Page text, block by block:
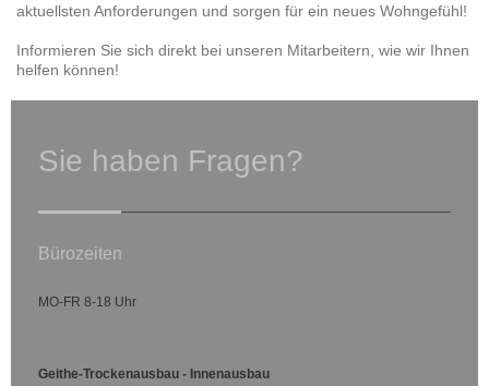
aktuellsten Anforderungen und sorgen für ein neues Wohngefühl!
Informieren Sie sich direkt bei unseren Mitarbeitern, wie wir Ihnen
helfen können!
Sie haben Fragen?
Bürozeiten
MO-FR 8-18 Uhr
Geithe-Trockenausbau - Innenausbau